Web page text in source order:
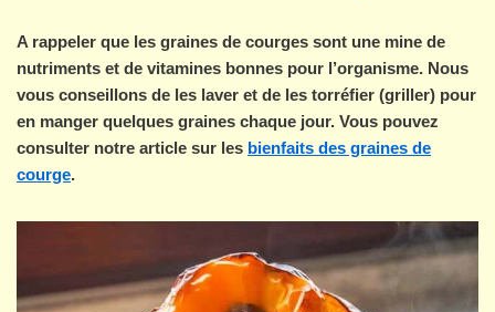
A rappeler que les graines de courges sont une mine de
nutriments et de vitamines bonnes pour l’organisme. Nous
vous conseillons de les laver et de les torréfier (griller) pour
en manger quelques graines chaque jour. Vous pouvez
consulter notre article sur les bienfaits des graines de
courge.